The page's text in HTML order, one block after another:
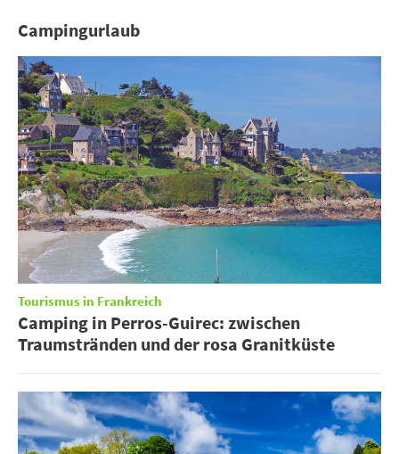
Campingurlaub
Tourismus in Frankreich
Camping in Perros-Guirec: zwischen
Traumstränden und der rosa Granitküste